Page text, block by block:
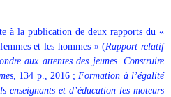
à la publication de deux rapports du «
et les hommes » (Rapport relatif
aux attentes des jeunes. Construire
, 134 p., 2016 ;Formation à l’égalité
enseignants et d’éducation les moteurs